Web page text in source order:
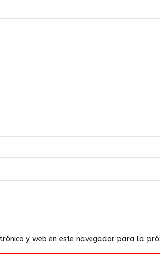
y web en este navegador para la